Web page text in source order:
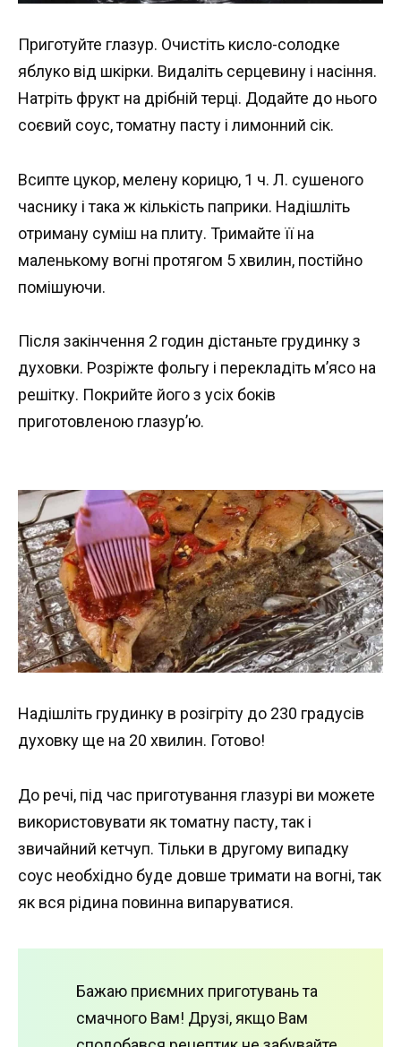
Приготуйте глазур. Очистіть кисло-солодке
яблуко від шкірки. Видаліть серцевину і насіння.
Натріть фрукт на дрібній терці. Додайте до нього
соєвий соус, томатну пасту і лимонний сік.
Всипте цукор, мелену корицю, 1 ч. Л. сушеного
часнику і така ж кількість паприки. Надішліть
отриману суміш на плиту. Тримайте її на
маленькому вогні протягом 5 хвилин, постійно
помішуючи.
Після закінчення 2 годин дістаньте грудинку з
духовки. Розріжте фольгу і перекладіть м’ясо на
решітку. Покрийте його з усіх боків
приготовленою глазур’ю.
Надішліть грудинку в розігріту до 230 градусів
духовку ще на 20 хвилин. Готово!
До речі, під час приготування глазурі ви можете
використовувати як томатну пасту, так і
звичайний кетчуп. Тільки в другому випадку
соус необхідно буде довше тримати на вогні, так
як вся рідина повинна випаруватися.
Бажаю приємних приготувань та
смачного Вам! Друзі, якщо Вам